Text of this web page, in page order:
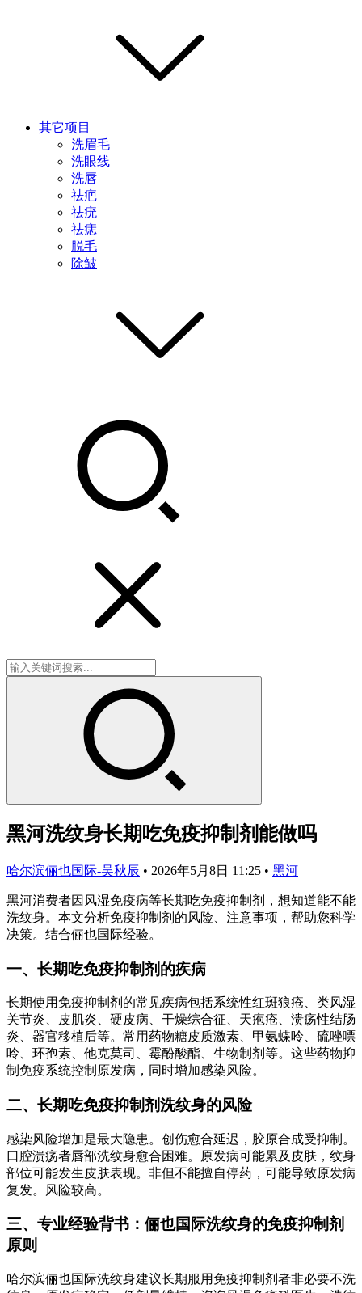
其它项目
洗眉毛
洗眼线
洗唇
祛疤
祛疣
祛痣
脱毛
除皱
黑河洗纹身长期吃免疫抑制剂能做吗
哈尔滨俪也国际-吴秋辰 • 2026年5月8日 11:25 • 黑河
黑河消费者因风湿免疫病等长期吃免疫抑制剂，想知道能不能
洗纹身。本文分析免疫抑制剂的风险、注意事项，帮助您科学
决策。结合俪也国际经验。
一、长期吃免疫抑制剂的疾病
长期使用免疫抑制剂的常见疾病包括系统性红斑狼疮、类风湿
关节炎、皮肌炎、硬皮病、干燥综合征、天疱疮、溃疡性结肠
炎、器官移植后等。常用药物糖皮质激素、甲氨蝶呤、硫唑嘌
呤、环孢素、他克莫司、霉酚酸酯、生物制剂等。这些药物抑
制免疫系统控制原发病，同时增加感染风险。
二、长期吃免疫抑制剂洗纹身的风险
感染风险增加是最大隐患。创伤愈合延迟，胶原合成受抑制。
口腔溃疡者唇部洗纹身愈合困难。原发病可能累及皮肤，纹身
部位可能发生皮肤表现。非但不能擅自停药，可能导致原发病
复发。风险较高。
三、专业经验背书：俪也国际洗纹身的免疫抑制剂
原则
哈尔滨俪也国际洗纹身建议长期服用免疫抑制剂者非必要不洗